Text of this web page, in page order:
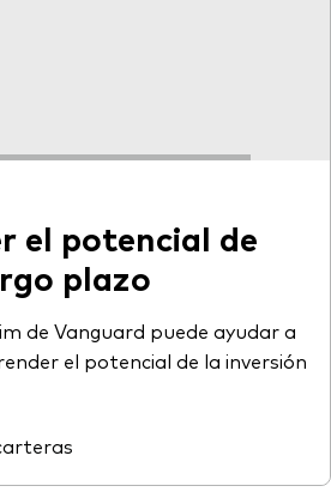
y de los
el potencial de
plazo
de Vanguard puede ayudar a
el potencial de la inversión